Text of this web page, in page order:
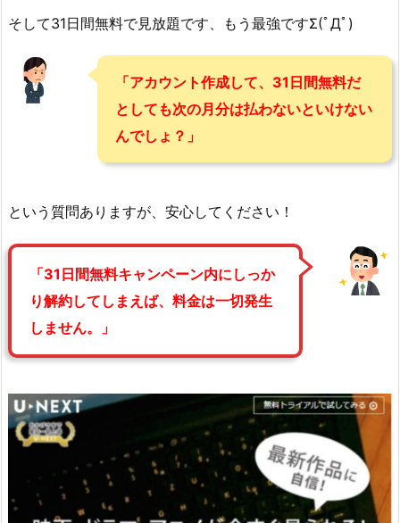
そして31日間無料で見放題です、もう最強ですΣ(ﾟДﾟ)
「アカウント作成して、31日間無料だ
としても次の月分は払わないといけない
んでしょ？」
という質問ありますが、安心してください！
「31日間無料キャンペーン内にしっか
り解約してしまえば、料金は一切発生
しません。」